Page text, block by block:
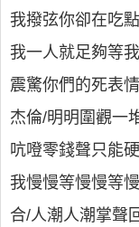
我撥弦你卻在吃
我一人就足夠等我
震驚你們的死表情
杰倫/明明圍觀一
吭噔零錢聲只能
我慢慢等慢慢等
合/人潮人潮掌聲